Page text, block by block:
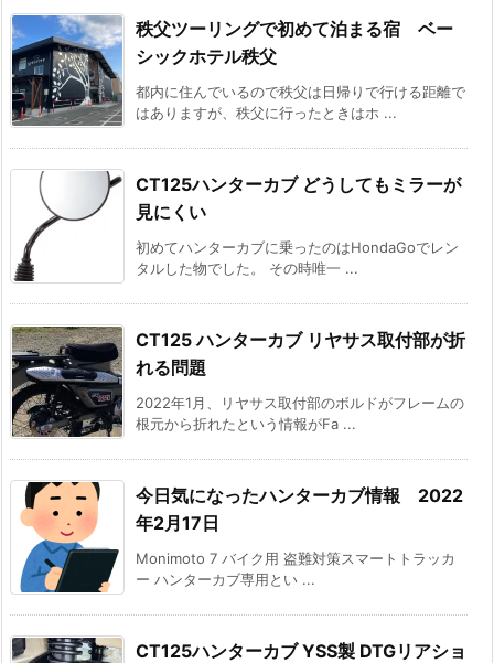
秩父ツーリングで初めて泊まる宿 ベー
シックホテル秩父
都内に住んでいるので秩父は日帰りで行ける距離で
はありますが、秩父に行ったときはホ ...
CT125ハンターカブ どうしてもミラーが
見にくい
初めてハンターカブに乗ったのはHondaGoでレン
タルした物でした。 その時唯一 ...
CT125 ハンターカブ リヤサス取付部が折
れる問題
2022年1月、リヤサス取付部のボルドがフレームの
根元から折れたという情報がFa ...
今日気になったハンターカブ情報 2022
年2月17日
Monimoto 7 バイク用 盗難対策スマートトラッカ
ー ハンターカブ専用とい ...
CT125ハンターカブ YSS製 DTGリアショ